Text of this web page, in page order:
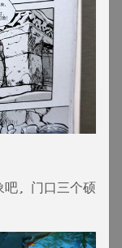
吧, 门口三个硕